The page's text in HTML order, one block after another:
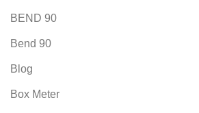
BEND 90
Bend 90
Blog
Box Meter